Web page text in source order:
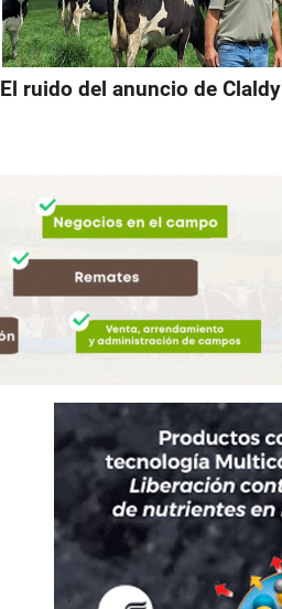
El ruido del anuncio de Claldy